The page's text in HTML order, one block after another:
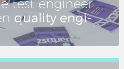
test en­gi­neer
quality en­gi­